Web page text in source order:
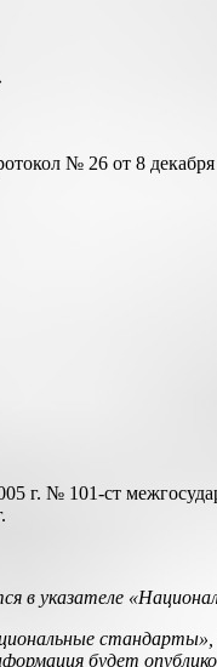
№ 26 от 8 декабря
г. № 101-ст
в указателе
будет